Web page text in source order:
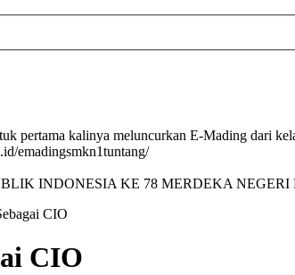
pertama kalinya meluncurkan E-Mading dari
emadingsmkn1tuntang/
INDONESIA KE 78 MERDEKA
CIO
CIO